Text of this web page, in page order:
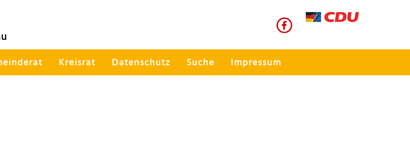
Kreisrat Datenschutz Suche Impressum